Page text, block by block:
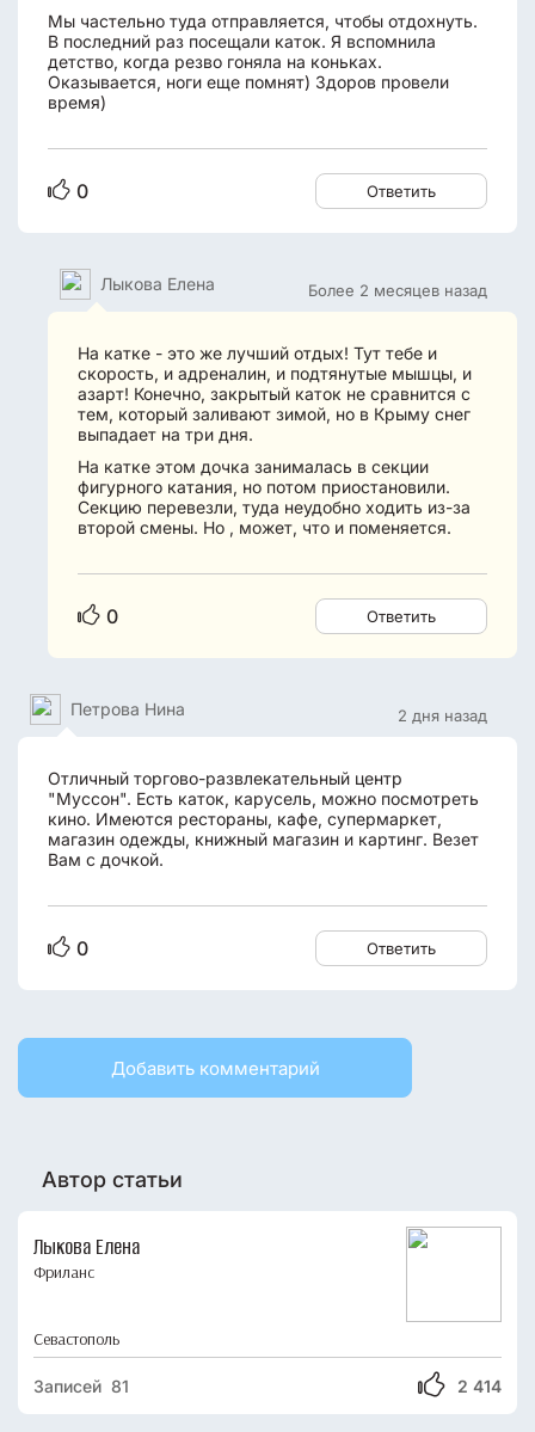
Мы частельно туда отправляется, чтобы отдохнуть.
В последний раз посещали каток. Я вспомнила
детство, когда резво гоняла на коньках.
Оказывается, ноги еще помнят) Здоров провели
время)
0 Ответить
Более 2 месяцев назад
Лыкова Елена
На катке - это же лучший отдых! Тут тебе и
скорость, и адреналин, и подтянутые мышцы, и
азарт! Конечно, закрытый каток не сравнится с
тем, который заливают зимой, но в Крыму снег
выпадает на три дня.
На катке этом дочка занималась в секции
фигурного катания, но потом приостановили.
Секцию перевезли, туда неудобно ходить из-за
второй смены. Но , может, что и поменяется.
0 Ответить
2 дня назад
Петрова Нина
Отличный торгово-развлекательный центр
"Муссон". Есть каток, карусель, можно посмотреть
кино. Имеются рестораны, кафе, супермаркет,
магазин одежды, книжный магазин и картинг. Везет
Вам с дочкой.
0 Ответить
Добавить комментарий
Автор статьи
Лыкова Елена
Фриланс
Севастополь
2 414
Записей 81